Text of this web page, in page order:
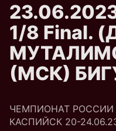
1/8 Final.
(МСК)
ЧЕМПИОНАТ РОССИИ
КАСПИЙСК 20-